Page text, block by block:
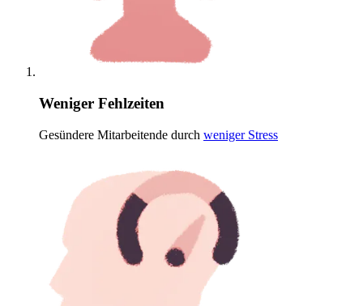
Weniger Fehlzeiten
Gesündere Mitarbeitende durch weniger Stress